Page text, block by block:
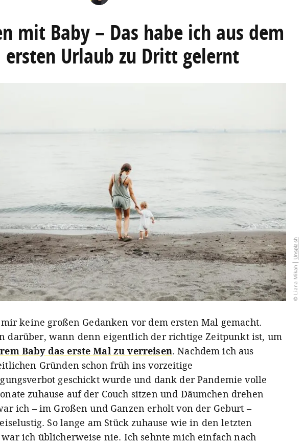
mit Baby – Das habe ich aus dem
ersten Urlaub zu Dritt gelernt
© Liana Mikah |
Unsplash
keine großen Gedanken vor dem ersten Mal gemacht.
darüber, wann denn eigentlich der richtige Zeitpunkt ist, um
Baby das erste Mal zu verreisen. Nachdem ich aus
Gründen schon früh ins vorzeitige
geschickt wurde und dank der Pandemie volle
zuhause auf der Couch sitzen und Däumchen drehen
ich – im Großen und Ganzen erholt von der Geburt –
So lange am Stück zuhause wie in den letzten
ich üblicherweise nie. Ich sehnte mich einfach nach